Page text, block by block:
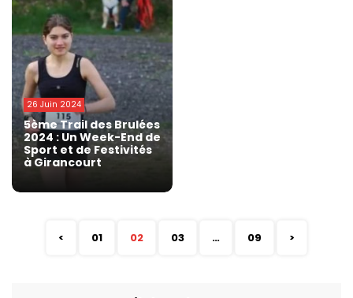
26 Juin 2024
5ème Trail des Brulées
2024 : Un Week-End de
Sport et de Festivités
à Girancourt
< 01 02 03 … 09 >